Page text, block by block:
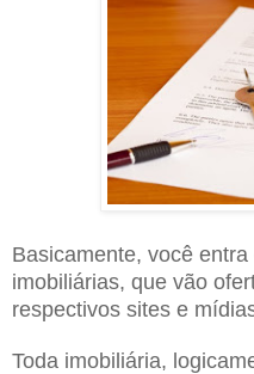
Basicamente, você
imobiliárias, que vão
respectivos sites e
Toda imobiliária,